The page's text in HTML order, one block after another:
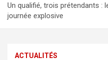
Un qualifié, trois prétendants :
journée explosive
ACTUALITÉS